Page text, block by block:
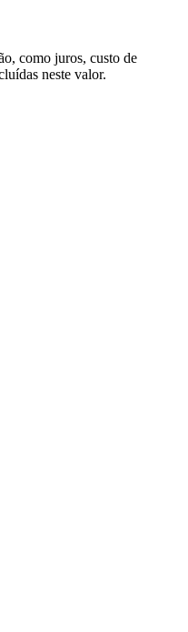
como juros, custo de
neste valor.